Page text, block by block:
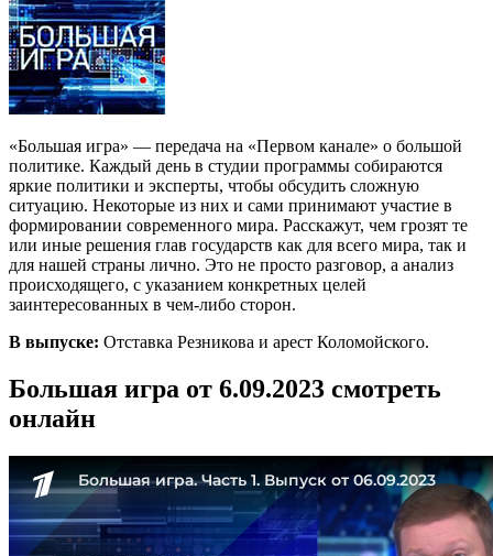
«Большая игра» — передача на «Первом канале» о большой
политике. Каждый день в студии программы собираются
яркие политики и эксперты, чтобы обсудить сложную
ситуацию. Некоторые из них и сами принимают участие в
формировании современного мира. Расскажут, чем грозят те
или иные решения глав государств как для всего мира, так и
для нашей страны лично. Это не просто разговор, а анализ
происходящего, с указанием конкретных целей
заинтересованных в чем-либо сторон.
В выпуске: Отставка Резникова и арест Коломойского.
Большая игра от 6.09.2023 смотреть
онлайн